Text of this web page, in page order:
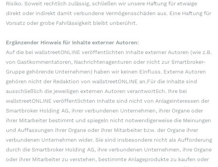
Risiko. Soweit rechtlich zulässig, schließen wir unsere Haftung für etwaige
direkt oder indirekt damit verbundene Vermögensschäden aus. Eine Haftung für
Vorsatz oder grobe Fahrlässigkeit bleibt unberührt.
Ergänzender Hinweis für Inhalte externer Autoren:
Auf die bei wallstreetONLINE veröffentlichten Inhalte externer Autoren (wie z.B.
von Gastkommentatoren, Nachrichtenagenturen oder nicht zur Smartbroker-
Gruppe gehörende Unternehmen) haben wir keinen Einfluss. Externe Autoren
gehören nicht der Redaktion von wallstreetONLINE an.Für die Inhalte sind
ausschließlich die jeweiligen externen Autoren verantwortlich. Ihre bei
wallstreetONLINE veröffentlichten Inhalte sind nicht von Anlageinteressen der
Smartbroker Holding AG, ihrer verbundenen Unternehmen, ihrer Organe oder
ihrer Mitarbeiter bestimmt und spiegeln nicht notwendigerweise die Meinungen
und Auffassungen ihrer Organe oder ihrer Mitarbeiter bzw. der Organe ihrer
verbundenen Unternehmen wider. Sie sind insbesondere nicht als Aufforderung
durch die Smartbroker Holding AG, ihre verbundenen Unternehmen, ihre Organe
oder ihrer Mitarbeiter zu verstehen, bestimmte Anlageprodukte zu kaufen oder